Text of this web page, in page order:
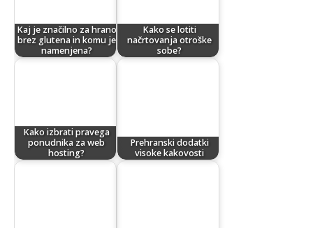
Kaj je značilno za hrano
brez glutena in komu je
namenjena?
Kako se lotiti
načrtovanja otroške
sobe?
Kako izbrati pravega
ponudnika za web
hosting?
Prehranski dodatki
visoke kakovosti